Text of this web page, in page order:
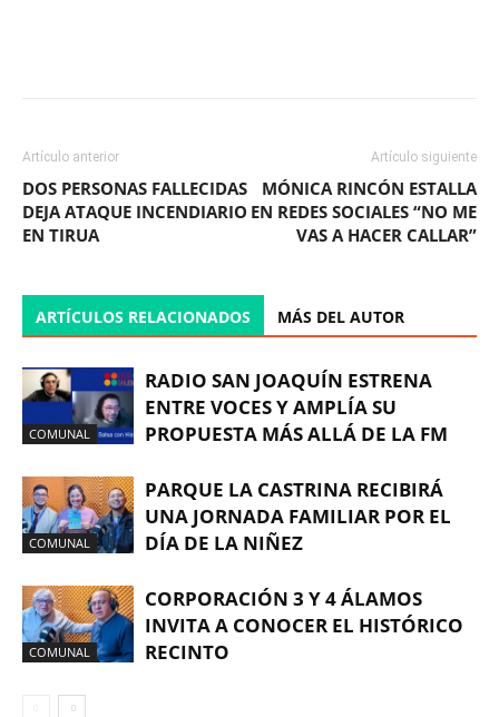
Artículo anterior
DOS PERSONAS FALLECIDAS
DEJA ATAQUE INCENDIARIO
EN TIRUA
Artículo siguiente
MÓNICA RINCÓN ESTALLA
EN REDES SOCIALES “NO ME
VAS A HACER CALLAR”
ARTÍCULOS RELACIONADOS MÁS DEL AUTOR
COMUNAL
RADIO SAN JOAQUÍN ESTRENA
ENTRE VOCES Y AMPLÍA SU
PROPUESTA MÁS ALLÁ DE LA FM
COMUNAL
PARQUE LA CASTRINA RECIBIRÁ
UNA JORNADA FAMILIAR POR EL
DÍA DE LA NIÑEZ
COMUNAL
CORPORACIÓN 3 Y 4 ÁLAMOS
INVITA A CONOCER EL HISTÓRICO
RECINTO